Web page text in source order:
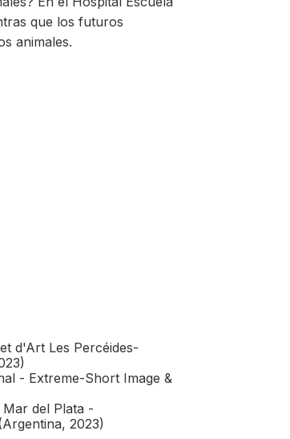
que los futuros
animales.
d'Art Les Percéides-
- Extreme-Short Image &
del Plata -
2023)